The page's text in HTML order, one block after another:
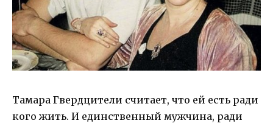
Тамара Гвердцители считает, что ей есть ради
кого жить. И единственный мужчина, ради